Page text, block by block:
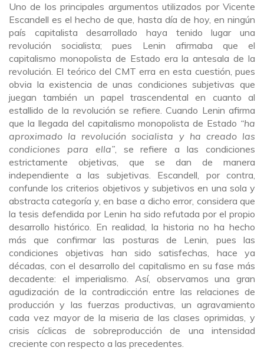
Uno de los principales argumentos utilizados por Vicente
Escandell es el hecho de que, hasta día de hoy, en ningún
país capitalista desarrollado haya tenido lugar una
revolución socialista; pues Lenin afirmaba que el
capitalismo monopolista de Estado era la antesala de la
revolución. El teórico del CMT erra en esta cuestión, pues
obvia la existencia de unas condiciones subjetivas que
juegan también un papel trascendental en cuanto al
estallido de la revolución se refiere. Cuando Lenin afirma
que la llegada del capitalismo monopolista de Estado “ha
aproximado la revolución socialista y ha creado las
condiciones para ella”, se refiere a las condiciones
estrictamente objetivas, que se dan de manera
independiente a las subjetivas. Escandell, por contra,
confunde los criterios objetivos y subjetivos en una sola y
abstracta categoría y, en base a dicho error, considera que
la tesis defendida por Lenin ha sido refutada por el propio
desarrollo histórico. En realidad, la historia no ha hecho
más que confirmar las posturas de Lenin, pues las
condiciones objetivas han sido satisfechas, hace ya
décadas, con el desarrollo del capitalismo en su fase más
decadente: el imperialismo. Así, observamos una gran
agudización de la contradicción entre las relaciones de
producción y las fuerzas productivas, un agravamiento
cada vez mayor de la miseria de las clases oprimidas, y
crisis cíclicas de sobreproducción de una intensidad
creciente con respecto a las precedentes.